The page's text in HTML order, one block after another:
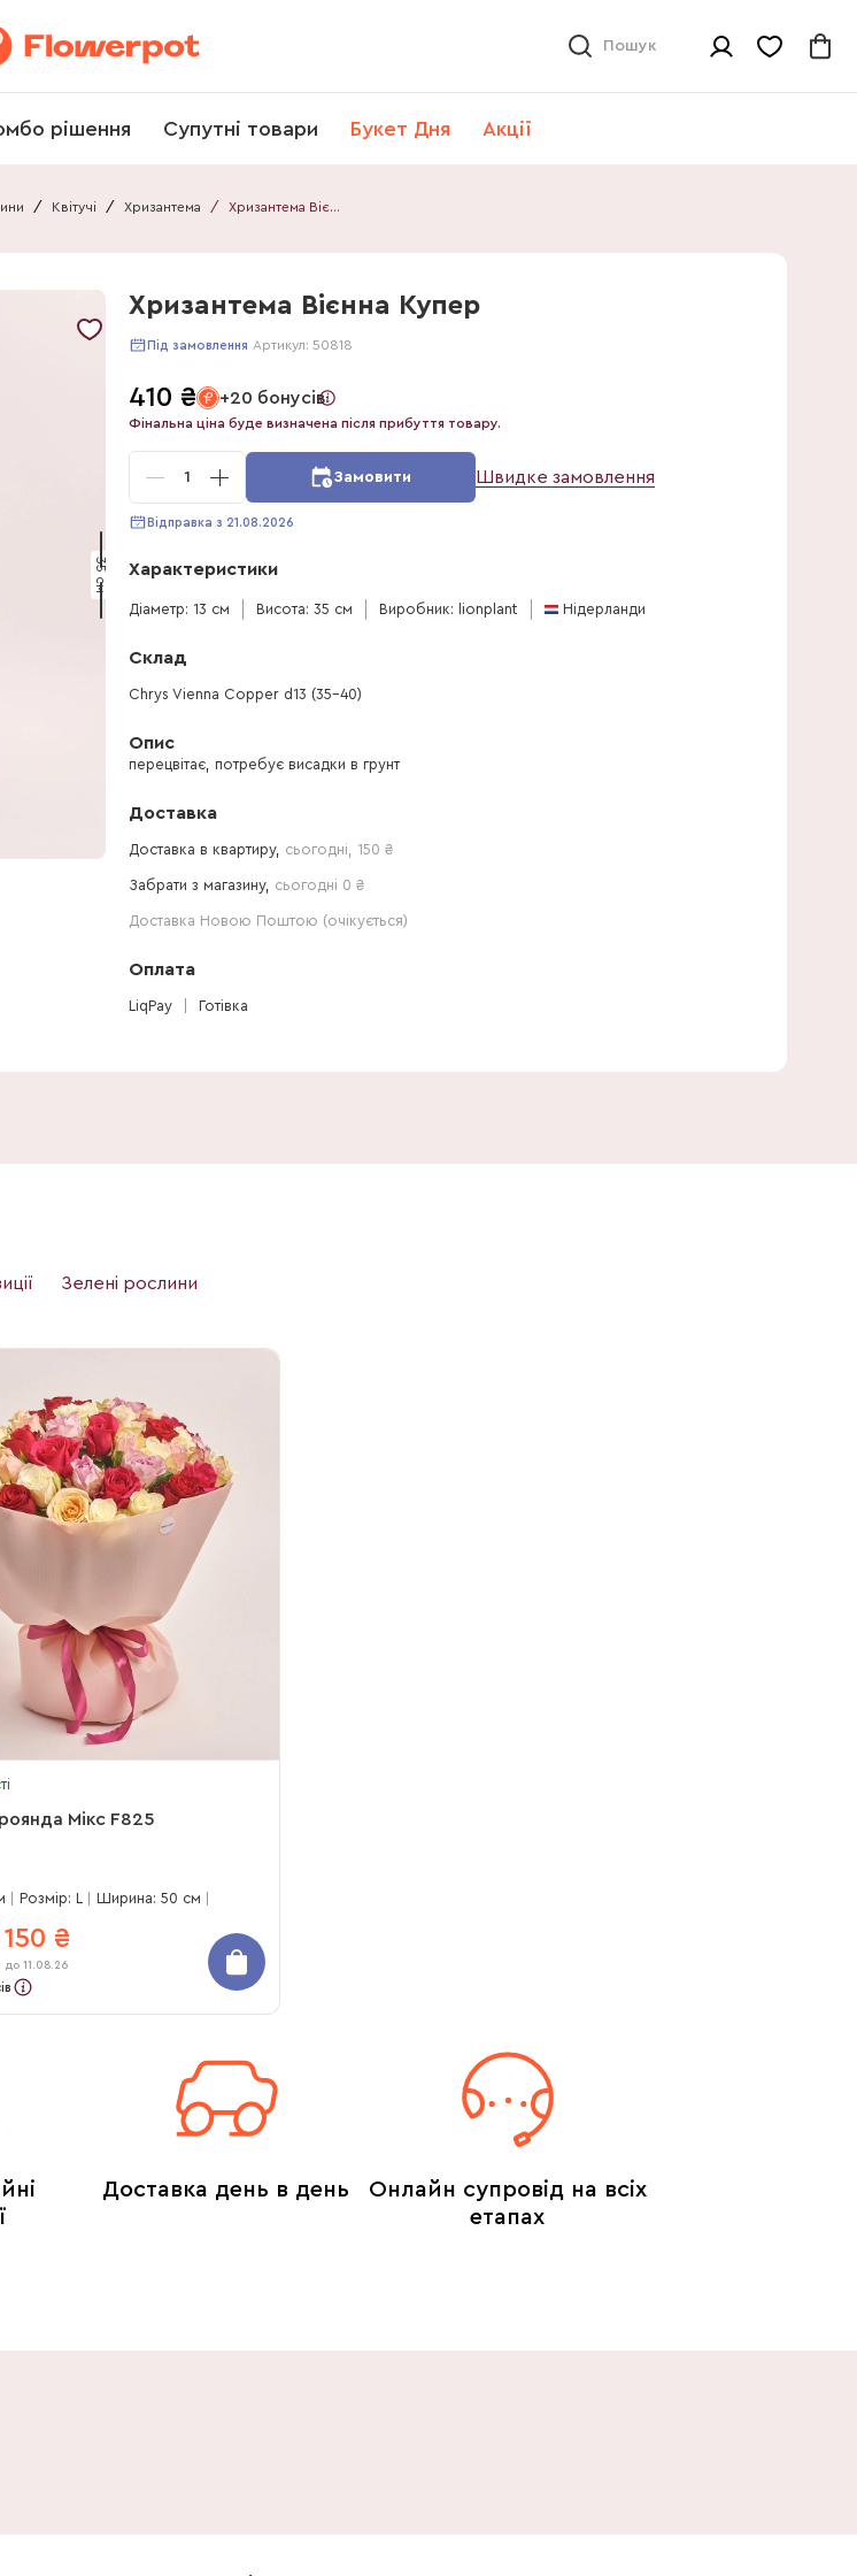
Пошук
рішення Супутні товари Букет Дня Акції
/ Квітучі / Хризантема / Хризантема Вієнна Купер
35 см
Хризантема Вієнна Купер
Під замовлення Артикул: 50818
410 ₴ +20 бонусів
Фінальна ціна буде визначена після прибуття товару.
1 Замовити Швидке замовлення
Відправка з 21.08.2026
Характеристики
Діаметр: 13 см Висота: 35 см Виробник: lionplant Нідерланди
Склад
Chrys Vienna Copper d13 (35-40)
Опис
перецвітає, потребує висадки в грунт
Доставка
Доставка в квартиру, сьогодні 150 ₴
Забрати з магазину, сьогодні 0 ₴
Доставка Новою Поштою (очікується)
Оплата
LiqPay Готівка
Зелені рослини
Мікс F825
Розмір: L Ширина: 50 см
₴
до 11.08.26
Доставка день в день
Онлайн супровід на всіх
етапах